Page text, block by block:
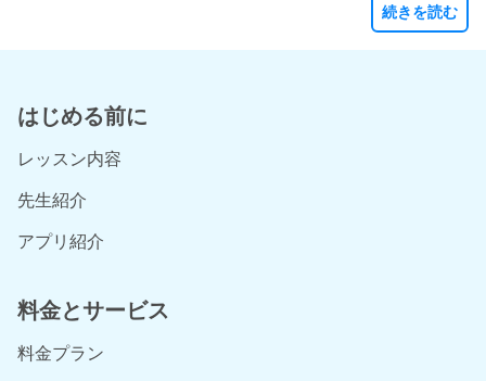
続きを読む
はじめる前に
レッスン内容
先生紹介
アプリ紹介
料金とサービス
料金プラン